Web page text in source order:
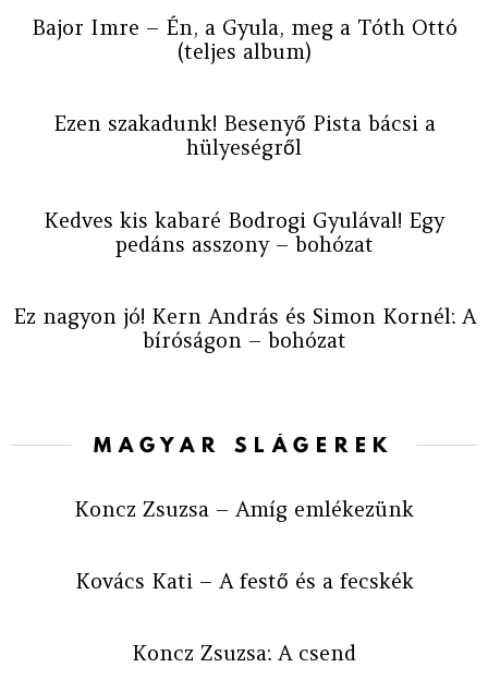
Bajor Imre – Én, a Gyula, meg a Tóth Ottó
(teljes album)
Ezen szakadunk! Besenyő Pista bácsi a
hülyeségről
Kedves kis kabaré Bodrogi Gyulával! Egy
pedáns asszony – bohózat
Ez nagyon jó! Kern András és Simon Kornél: A
bíróságon – bohózat
MAGYAR SLÁGEREK
Koncz Zsuzsa – Amíg emlékezünk
Kovács Kati – A festő és a fecskék
Koncz Zsuzsa: A csend